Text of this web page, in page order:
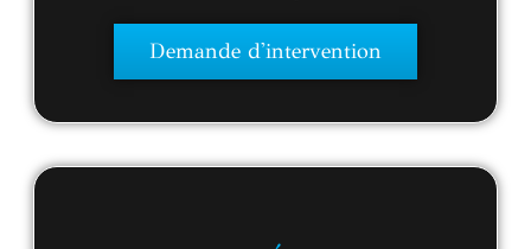
Demande d'intervention